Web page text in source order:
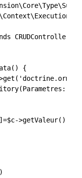
CRUDController
{
>getValeur();